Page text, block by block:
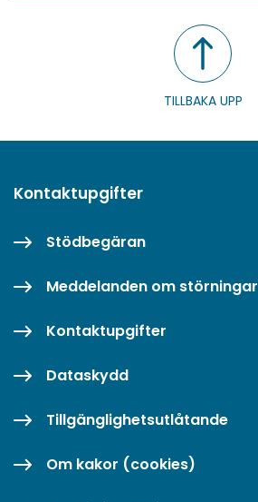
TILLBAKA UPP
Kontaktupgifter
Stödbegäran
Meddelanden om störningar
Kontaktupgifter
Dataskydd
Tillgänglighetsutlåtande
Om kakor (cookies)